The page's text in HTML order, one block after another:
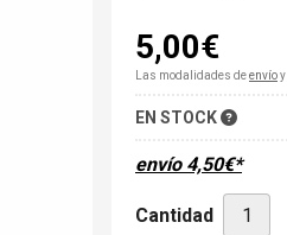
5,00€
Las modalidades deenvío
EN STOCK
envío 4,50€*
Cantidad